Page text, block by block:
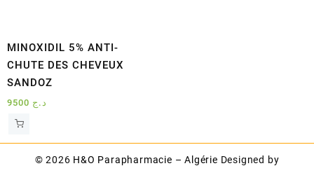
MINOXIDIL 5% ANTI-
CHUTE DES CHEVEUX
SANDOZ
د.ج
© 2026 H&O Parapharmacie – Algérie Designed by